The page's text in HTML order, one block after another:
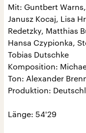
Mit: Guntbert
Janusz Kocaj, Lisa
Redetzky, Matthias
Hansa Czypionka,
Tobias Dutschke
Komposition:
Ton: Alexander
Produktion:
Länge: 54'29